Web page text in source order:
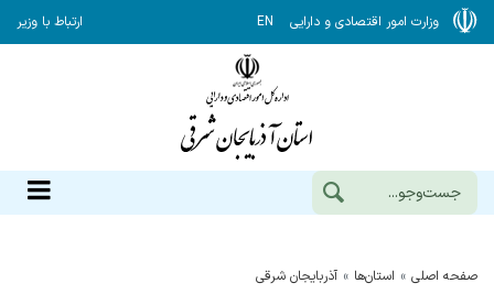
وزارت امور اقتصادی و دارایی EN ارتباط با وزیر
صفحه اصلی استان‌ها آذربايجان شرقي